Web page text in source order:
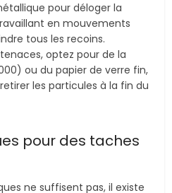
pour déloger la
en mouvements
tous les recoins.
optez pour de la
ou du papier de verre fin,
les particules à la fin du
pour des taches
ne suffisent pas, il existe